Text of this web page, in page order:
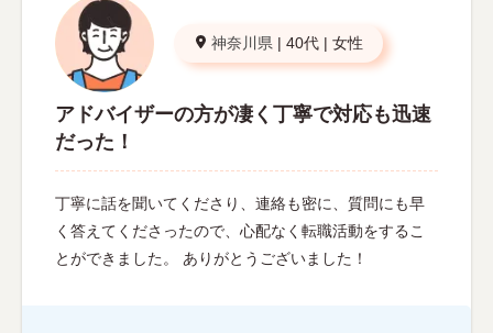
神奈川県 | 40代 | 女性
アドバイザーの方が凄く丁寧で対応も迅速
だった！
丁寧に話を聞いてくださり、連絡も密に、質問にも早
く答えてくださったので、心配なく転職活動をするこ
とができました。 ありがとうございました！